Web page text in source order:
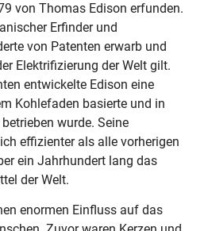
von Thomas Edison erfunden.
Erfinder und
von Patenten erwarb und
Elektrifizierung der Welt gilt.
entwickelte Edison eine
Kohlefaden basierte und in
wurde. Seine
effizienter als alle vorherigen
ein Jahrhundert lang das
der Welt.
enormen Einfluss auf das